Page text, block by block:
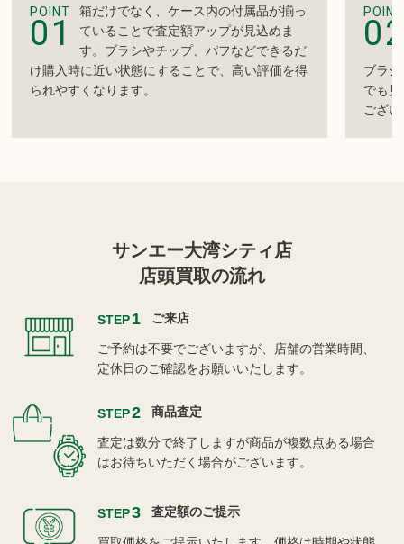
POINT
01
箱だけでなく、ケース内の付属品が揃っ
ていることで査定額アップが見込めま
す。ブラシやチップ、パフなどできるだ
け購入時に近い状態にすることで、高い評価を得
られやすくなります。
POINT
ブラ
でも
ござ
サンエー大湾シティ店
店頭買取の流れ
STEP1 ご来店
ご予約は不要でございますが、店舗の営業時間、
定休日のご確認をお願いいたします。
STEP2 商品査定
査定は数分で終了しますが商品が複数点ある場合
はお待ちいただく場合がございます。
STEP3 査定額のご提示